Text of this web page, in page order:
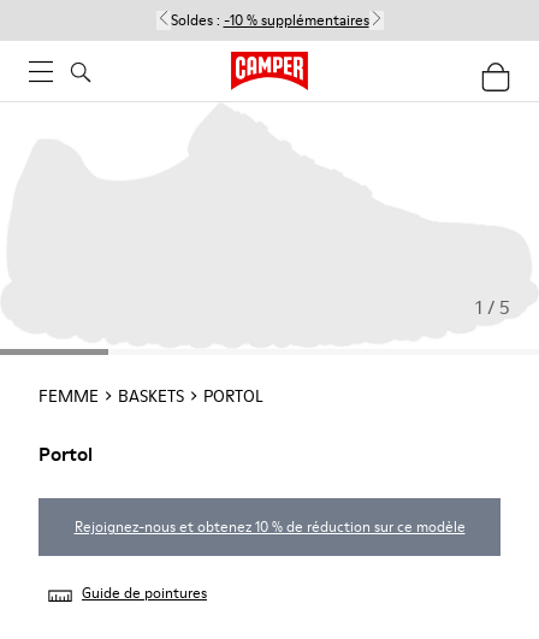
Soldes : -10 % supplémentaires
1 / 5
FEMME BASKETS PORTOL
Portol
Rejoignez-nous et obtenez 10 % de réduction sur ce modèle
Guide de pointures